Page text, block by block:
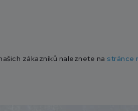
zákazníků naleznete na stránce